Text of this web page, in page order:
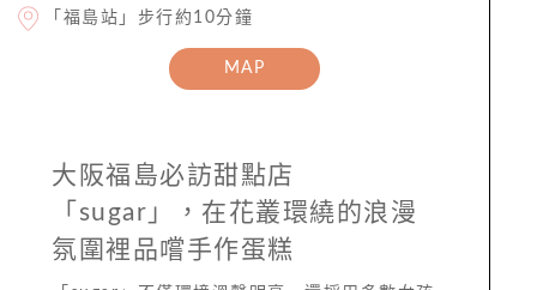
「福島站」步行約10分鐘
MAP
大阪福島必訪甜點店
「sugar」，在花叢環繞的浪漫
氛圍裡品嚐手作蛋糕